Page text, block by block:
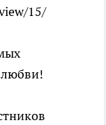
15/
любви!